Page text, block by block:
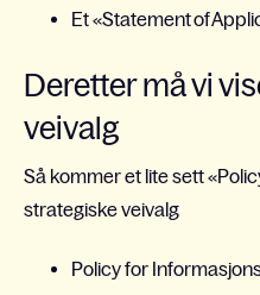
Et «Statement of
Deretter må vi
veivalg
Så kommer et lite sett
strategiske veivalg
Policy for